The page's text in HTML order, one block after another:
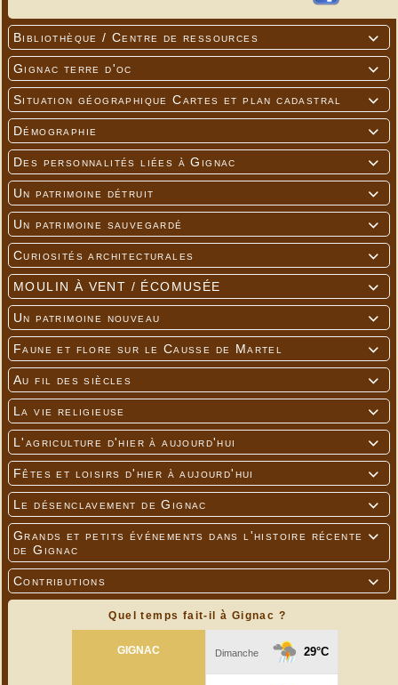

Bibliothèque / Centre de ressources

Gignac terre d'oc

Situation géographique Cartes et plan cadastral

Démographie

Des personnalités liées à Gignac

Un patrimoine détruit

Un patrimoine sauvegardé

Curiosités architecturales

MOULIN À VENT / ÉCOMUSÉE

Un patrimoine nouveau

Faune et flore sur le Causse de Martel

Au fil des siècles

La vie religieuse

L'agriculture d'hier à aujourd'hui

Fêtes et loisirs d'hier à aujourd'hui

Le désenclavement de Gignac

Grands et petits événements dans l'histoire récente
de Gignac

Contributions
Quel temps fait-il à Gignac ?